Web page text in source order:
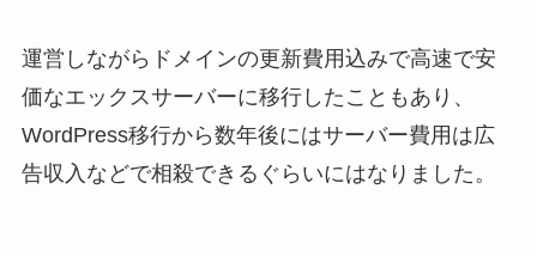
運営しながらドメインの更新費用込みで高速で安
価なエックスサーバーに移行したこともあり、
WordPress移行から数年後にはサーバー費用は広
告収入などで相殺できるぐらいにはなりました。